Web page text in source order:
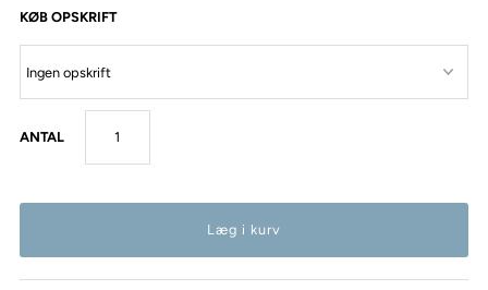
KØB OPSKRIFT
ANTAL